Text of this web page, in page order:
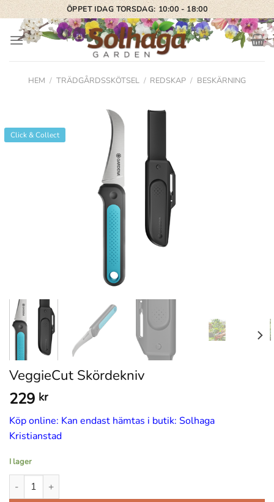
Skip
to
content
ÖPPET IDAG TORSDAG: 10:00 - 18:00
HEM / TRÄDGÅRDSSKÖTSEL / REDSKAP / BESKÄRNING
Click & Collect
VeggieCut Skördekniv
229 kr
Köp online: Kan endast hämtas i butik: Solhaga
Kristianstad
I lager
VeggieCut Skördekniv mängd